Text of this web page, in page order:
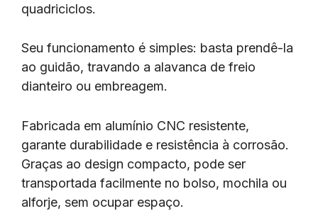
quadriciclos.
Seu funcionamento é simples: basta prendê-la
ao guidão, travando a alavanca de freio
dianteiro ou embreagem.
Fabricada em alumínio CNC resistente,
garante durabilidade e resistência à corrosão.
Graças ao design compacto, pode ser
transportada facilmente no bolso, mochila ou
alforje, sem ocupar espaço.